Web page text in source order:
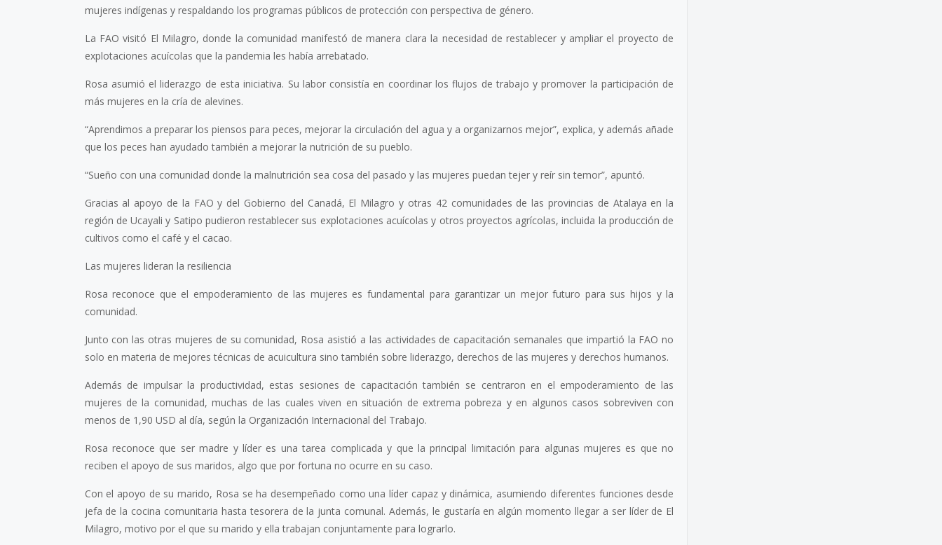
mujeres indígenas y respaldando los programas públicos de protección con perspectiva de género.
La FAO visitó El Milagro, donde la comunidad manifestó de manera clara la necesidad de restablecer y ampliar el proyecto de
explotaciones acuícolas que la pandemia les había arrebatado.
Rosa asumió el liderazgo de esta iniciativa. Su labor consistía en coordinar los flujos de trabajo y promover la participación de
más mujeres en la cría de alevines.
“Aprendimos a preparar los piensos para peces, mejorar la circulación del agua y a organizarnos mejor”, explica, y además añade
que los peces han ayudado también a mejorar la nutrición de su pueblo.
“Sueño con una comunidad donde la malnutrición sea cosa del pasado y las mujeres puedan tejer y reír sin temor”, apuntó.
Gracias al apoyo de la FAO y del Gobierno del Canadá, El Milagro y otras 42 comunidades de las provincias de Atalaya en la
región de Ucayali y Satipo pudieron restablecer sus explotaciones acuícolas y otros proyectos agrícolas, incluida la producción de
cultivos como el café y el cacao.
Las mujeres lideran la resiliencia
Rosa reconoce que el empoderamiento de las mujeres es fundamental para garantizar un mejor futuro para sus hijos y la
comunidad.
Junto con las otras mujeres de su comunidad, Rosa asistió a las actividades de capacitación semanales que impartió la FAO no
solo en materia de mejores técnicas de acuicultura sino también sobre liderazgo, derechos de las mujeres y derechos humanos.
Además de impulsar la productividad, estas sesiones de capacitación también se centraron en el empoderamiento de las
mujeres de la comunidad, muchas de las cuales viven en situación de extrema pobreza y en algunos casos sobreviven con
menos de 1,90 USD al día, según la Organización Internacional del Trabajo.
Rosa reconoce que ser madre y líder es una tarea complicada y que la principal limitación para algunas mujeres es que no
reciben el apoyo de sus maridos, algo que por fortuna no ocurre en su caso.
Con el apoyo de su marido, Rosa se ha desempeñado como una líder capaz y dinámica, asumiendo diferentes funciones desde
jefa de la cocina comunitaria hasta tesorera de la junta comunal. Además, le gustaría en algún momento llegar a ser líder de El
Milagro, motivo por el que su marido y ella trabajan conjuntamente para lograrlo.